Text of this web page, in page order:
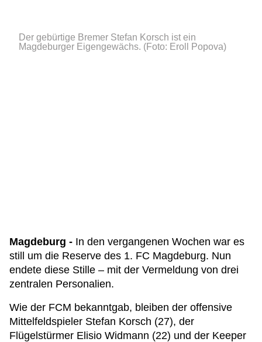
Der gebürtige Bremer Stefan Korsch ist ein
Magdeburger Eigengewächs. (Foto: Eroll Popova)
Magdeburg - In den vergangenen Wochen war es
still um die Reserve des 1. FC Magdeburg. Nun
endete diese Stille – mit der Vermeldung von drei
zentralen Personalien.
Wie der FCM bekanntgab, bleiben der offensive
Mittelfeldspieler Stefan Korsch (27), der
Flügelstürmer Elisio Widmann (22) und der Keeper